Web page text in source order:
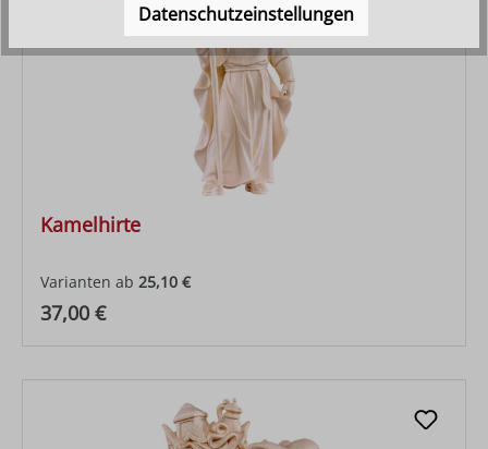
Kamelhirte
Varianten ab 25,10 €
Regulärer Preis:
37,00 €
Datenschutzeinstellungen